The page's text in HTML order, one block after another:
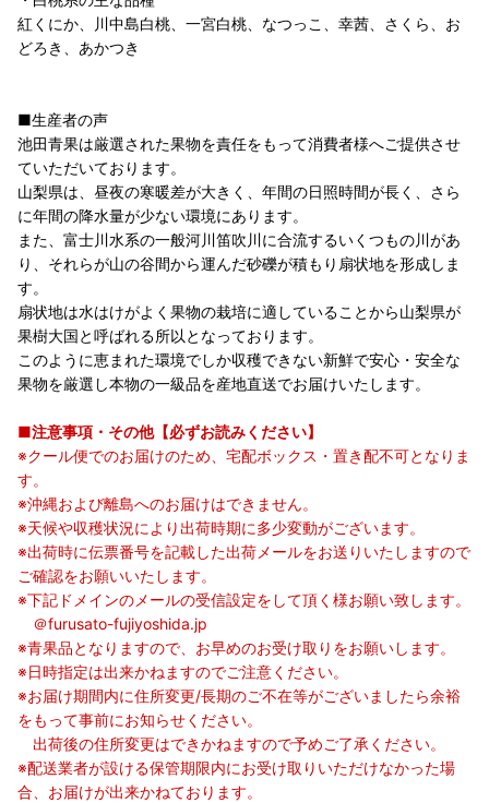
紅くにか、川中島白桃、一宮白桃、なつっこ、幸茜、さくら、お
どろき、あかつき
■生産者の声
池田青果は厳選された果物を責任をもって消費者様へご提供させ
ていただいております。
山梨県は、昼夜の寒暖差が大きく、年間の日照時間が長く、さら
に年間の降水量が少ない環境にあります。
また、富士川水系の一般河川笛吹川に合流するいくつもの川があ
り、それらが山の谷間から運んだ砂礫が積もり扇状地を形成しま
す。
扇状地は水はけがよく果物の栽培に適していることから山梨県が
果樹大国と呼ばれる所以となっております。
このように恵まれた環境でしか収穫できない新鮮で安心・安全な
果物を厳選し本物の一級品を産地直送でお届けいたします。
■注意事項・その他【必ずお読みください】
※クール便でのお届けのため、宅配ボックス・置き配不可となりま
す。
※沖縄および離島へのお届けはできません。
※天候や収穫状況により出荷時期に多少変動がございます。
※出荷時に伝票番号を記載した出荷メールをお送りいたしますので
ご確認をお願いいたします。
※下記ドメインのメールの受信設定をして頂く様お願い致します。
＠furusato-fujiyoshida.jp
※青果品となりますので、お早めのお受け取りをお願いします。
※日時指定は出来かねますのでご注意ください。
※お届け期間内に住所変更/長期のご不在等がございましたら余裕
をもって事前にお知らせください。
出荷後の住所変更はできかねますので予めご了承ください。
※配送業者が設ける保管期限内にお受け取りいただけなかった場
合、お届けが出来かねております。